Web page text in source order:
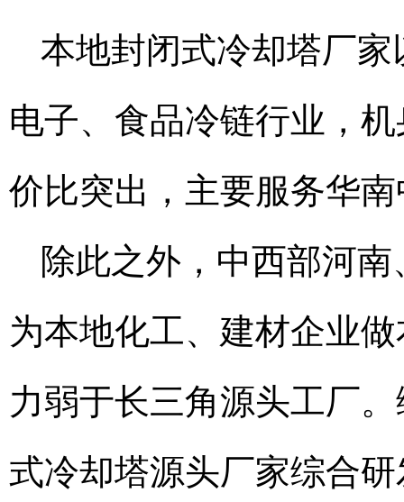
本地封闭式冷却塔厂
电子、食品冷链行业，
价比突出，主要服务华
除此之外，中西部河
为本地化工、建材企业
力弱于长三角源头工厂
式冷却塔源头厂家综合